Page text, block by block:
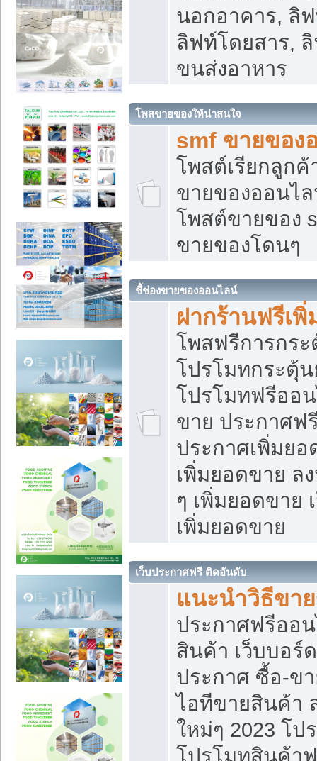
นอกอาคาร, ลิ
ลิฟท์โดยสาร,
ขนส่งอาหาร
โพสขายของให้น่าสนใจ
smf ขายของ
โพสต์เรียกลูกค้
ขายของออนไ
โพสต์ขายของ
ขายของโดนๆ
ชี้ช่องขายของออนไลน์
ฝากร้านฟรีเ
โพสฟรีการกร
โปรโมทกระตุ้
โปรโมทฟรีออ
ขาย ประกาศฟ
ประกาศเพิ่มย
เพิ่มยอดขาย ล
ๆ เพิ่มยอดขาย
เพิ่มยอดขาย
เว็บประกาศฟรี ติดอันดับ
แนะนำวิธีขา
ประกาศฟรีออ
สินค้า เว็บบอร์
ประกาศ ซื้อ-ข
ไอทีขายสินค้า
ใหม่ๆ 2023 โป
โปรโมทสินค้า